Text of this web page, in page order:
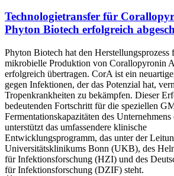
Technologietransfer für
Phyton Biotech erfolgreich
Phyton Biotech hat den Herstellungsprozess
mikrobielle Produktion von Corallopyronin
erfolgreich übertragen. CorA ist ein
gegen Infektionen, der das Potenzial hat,
Tropenkrankheiten zu bekämpfen. Dieser
bedeutenden Fortschritt für die speziellen
Fermentationskapazitäten des Unternehmens
unterstützt das umfassendere klinische
Entwicklungsprogramm, das unter der
Universitätsklinikums Bonn (UKB), des
für Infektionsforschung (HZI) und des
für Infektionsforschung (DZIF) steht.